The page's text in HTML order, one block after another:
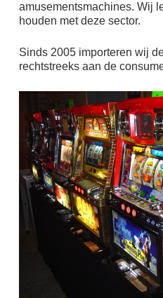
amusementsmachines. Wij
houden met deze sector.
Sinds 2005 importeren wij
rechtstreeks aan de